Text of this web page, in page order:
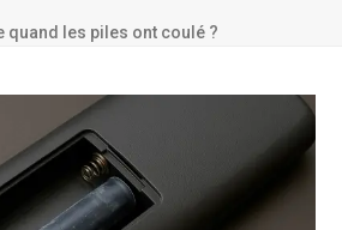
quand les piles ont coulé ?